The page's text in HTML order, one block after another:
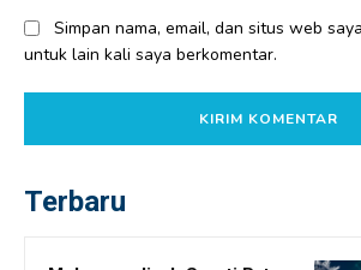
Simpan nama, email, dan situs web
untuk lain kali saya berkomentar.
Terbaru